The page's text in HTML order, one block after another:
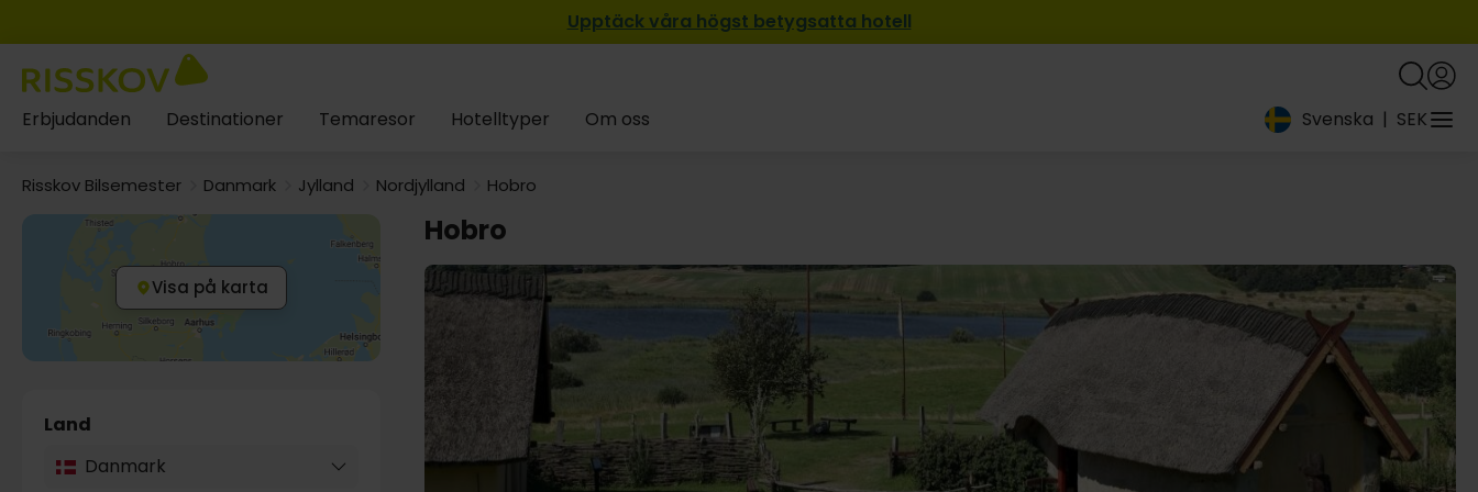
Upptäck våra högst betygsatta hotell
Erbjudanden Destinationer Temaresor Hotelltyper Om oss Svenska | SEK
Risskov Bilsemester Danmark Jylland Nordjylland Hobro
Visa på karta
Land
Danmark
Hobro